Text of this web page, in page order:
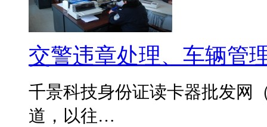
交警违章处理、车辆管
千景科技身份证读卡器批发网
道，以往…